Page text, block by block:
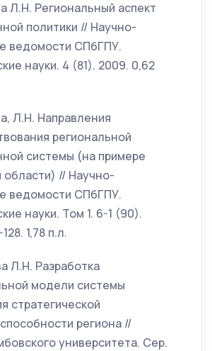
Л.Н. Региональный аспект
политики // Научно-
ведомости СПбГПУ.
науки. 4 (81). 2009. 0,62
Л.Н. Направления
региональной
системы (на примере
области) // Научно-
ведомости СПбГПУ.
науки. Том 1. 6-1 (90).
1,78 п.л.
Л.Н. Разработка
модели системы
стратегической
региона //
университета. Сер.